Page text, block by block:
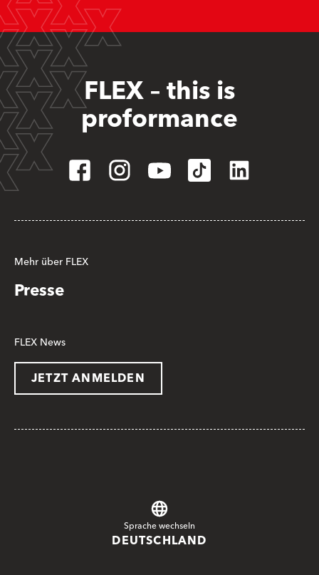
FLEX – this is
proformance
Mehr über FLEX
Presse
FLEX News
JETZT ANMELDEN
Sprache wechseln
DEUTSCHLAND